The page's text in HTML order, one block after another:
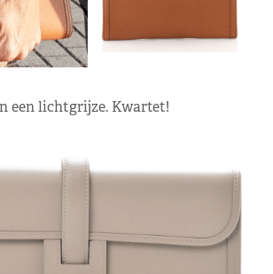
een lichtgrijze. Kwartet!